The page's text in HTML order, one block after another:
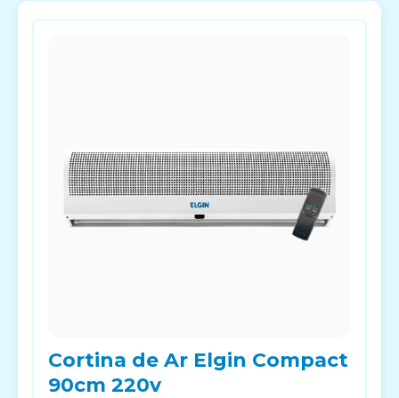
Cortina de Ar Elgin Compact
90cm 220v